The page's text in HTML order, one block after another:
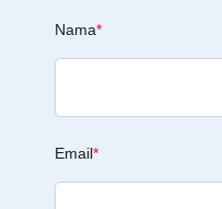
Nama*
Email*